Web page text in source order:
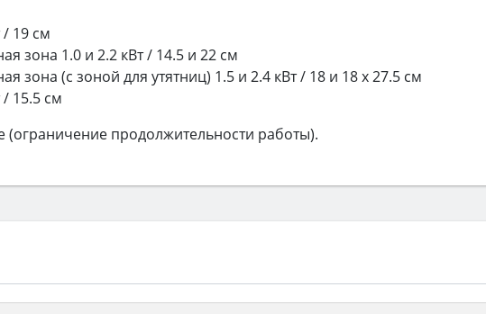
/ 19 см
зона 1.0 и 2.2 кВт / 14.5 и 22 см
зона (с зоной для утятниц) 1.5 и 2.4 кВт / 18 и 18 х 27.5 см
/ 15.5 см
(ограничение продолжительности работы).